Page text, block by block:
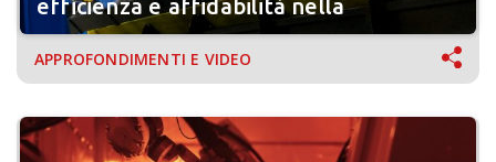
efficienza e affidabilità nella
produzione di dispositivi medici
APPROFONDIMENTI E VIDEO